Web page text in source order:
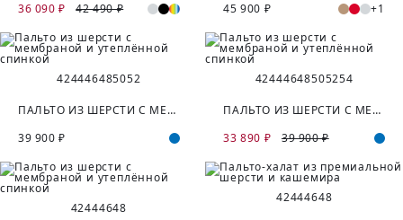
36 090 ₽
42 490 ₽
45 900 ₽
+1
424446485052
ПАЛЬТО ИЗ ШЕРСТИ С МЕМБРАНОЙ И УТЕПЛЁННОЙ СПИНКОЙ
39 900 ₽
42444648505254
ПАЛЬТО ИЗ ШЕРСТИ С МЕМБРАНОЙ И УТЕПЛЁННОЙ СПИНКОЙ
33 890 ₽
39 900 ₽
42444648
42444648